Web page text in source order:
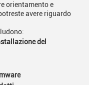
orientamento e
avere riguardo
del